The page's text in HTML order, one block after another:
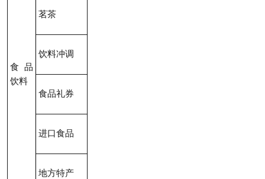
食品
饮料
茗茶
饮料冲调
食品礼券
进口食品
地方特产